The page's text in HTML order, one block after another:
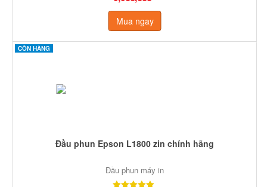
Mua ngay
CÒN HÀNG
Đầu phun Epson L1800 zin chính hãng
Đầu phun máy in